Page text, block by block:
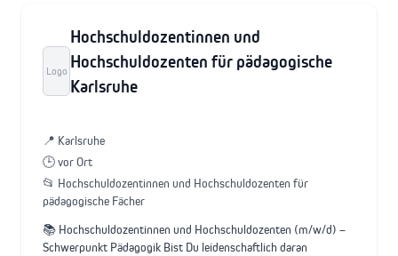
Logo
Hochschuldozentinnen und
Hochschuldozenten für pädagogische
Karlsruhe
📍 Karlsruhe
🕒 vor Ort
📂 Hochschuldozentinnen und Hochschuldozenten für
pädagogische Fächer
📚 Hochschuldozentinnen und Hochschuldozenten (m/w/d) –
Schwerpunkt Pädagogik Bist Du leidenschaftlich daran